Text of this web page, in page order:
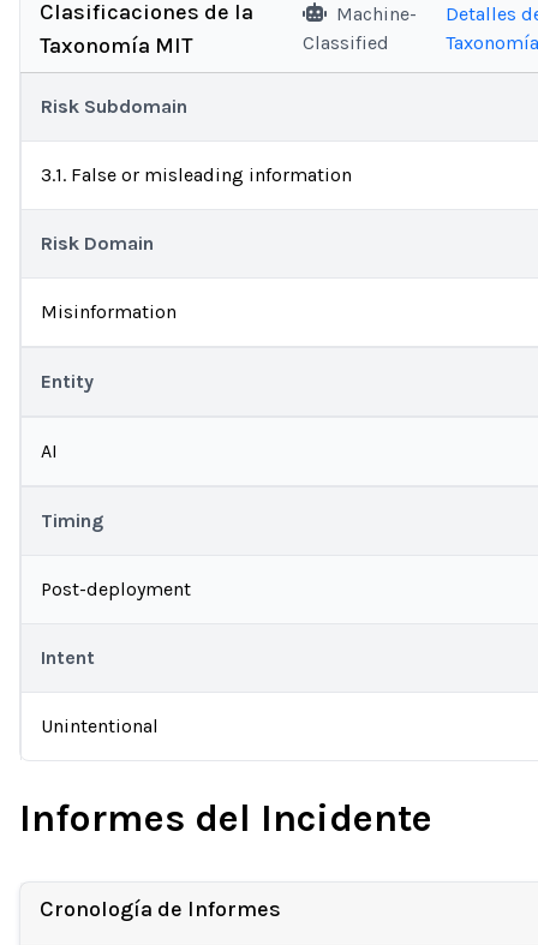
Clasificaciones de la
Taxonomía MIT
Machine-
Classified
Detalles
Taxonomía
Risk Subdomain
3.1. False or misleading information
Risk Domain
Misinformation
Entity
AI
Timing
Post-deployment
Intent
Unintentional
Informes del Incidente
Cronología de Informes